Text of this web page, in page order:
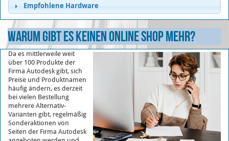
Der Autodesk Virtual Agent bietet die Möglichkeit schnell und
unkompiziert die meisten Autodesk Produkte herunterzuladen
und das ohne Login.
Sollten Sie Seriennummer etc. benötigen, finden Sie diese wie
gewohnt in ihrem Autodesk Accout. Autodesk Virtual Agent
starten.
Autodesk Virtual Agent starten
Empfohlene Hardware
Warum gibt es keinen Online Shop mehr?
Da es mittlerweile weit
über 100 Produkte der
Firma Autodesk gibt, sich
Preise und Produktnamen
häufig ändern, es derzeit
bei vielen Bestellung
mehrere Alternativ-
Varianten gibt, regelmäßig
Sonderaktionen von
Seiten der Firma Autodesk